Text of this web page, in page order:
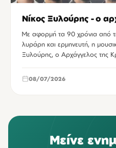
Νίκος Ξυλούρης - ο
Με αφορμή τα 90 χρόνια από
λυράρη και ερμηνευτή, η
Ξυλούρης, ο Αρχάγγελος της
08/07/2026
Μείνε